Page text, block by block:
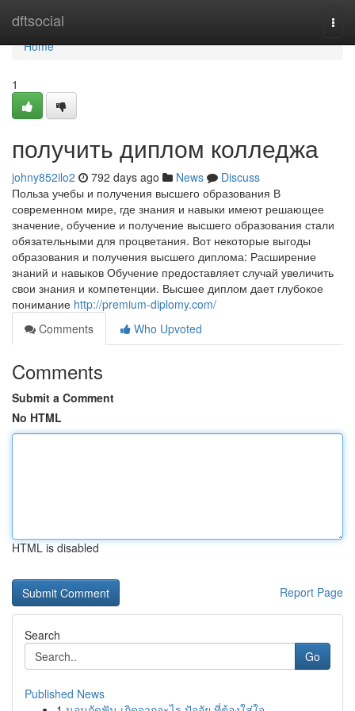
dftsocial
Home
Home
1
получить диплом колледжа
johny852ilo2 792 days ago News
Discuss
Польза учебы и получения высшего образования В
современном мире, где знания и навыки имеют решающее
значение, обучение и получение высшего образования стали
обязательными для процветания. Вот некоторые выгоды
образования и получения высшего диплома: Расширение
знаний и навыков Обучение предоставляет случай увеличить
свои знания и компетенции. Высшее диплом дает глубокое
понимание http://premium-diplomy.com/
Comments
Who Upvoted
Comments
Submit a Comment
No HTML
HTML is disabled
Report Page
Search
Go
Published News